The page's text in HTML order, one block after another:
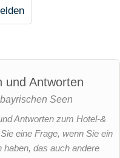
und Antworten
Seen
Antworten zum Hotel-&
eine Frage, wenn Sie ein
haben, das auch andere